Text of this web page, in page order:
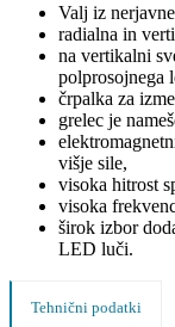
Valj iz
radialna in
na vertikalni
polprosojnega
črpalka za
grelec je
višje sile,
visoka hitrost
visoka
širok izbor
LED luči.
Tehnični podatki